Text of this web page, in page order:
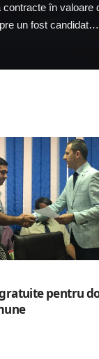
în valoare
un fost candidat…
pentru